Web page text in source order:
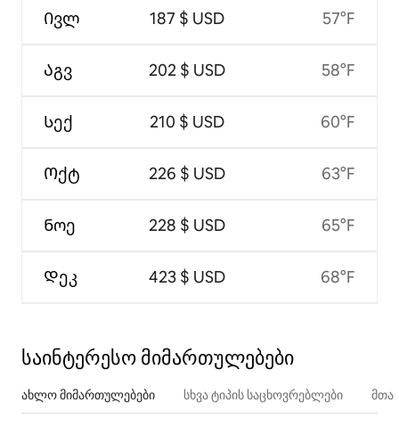
Ივლ
Აგვ
Სექ
Ოქტ
Ნოე
Დეკ
187 $ USD
202 $ USD
210 $ USD
226 $ USD
228 $ USD
423 $ USD
57°F
58°F
60°F
63°F
65°F
68°F
საინტერესო მიმართულებები
ახლო მიმართულებები სხვა ტიპის საცხოვრებლები